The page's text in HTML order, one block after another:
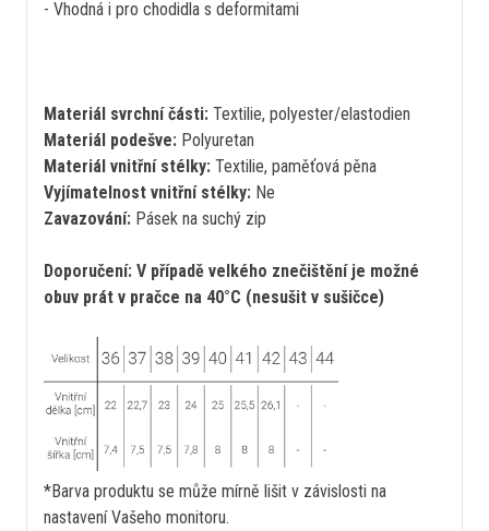
- Vhodná i pro chodidla s deformitami
Materiál svrchní části: Textilie, polyester/elastodien
Materiál podešve: Polyuretan
Materiál vnitřní stélky: Textilie, paměťová pěna
Vyjímatelnost vnitřní stélky: Ne
Zavazování: Pásek na suchý zip
Doporučení: V případě velkého znečištění je možné
obuv prát v pračce na 40°C (nesušit v sušičce)
*Barva produktu se může mírně lišit v závislosti na
nastavení Vašeho monitoru.